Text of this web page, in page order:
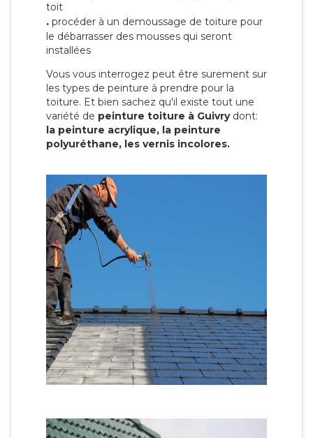
toit
. procéder à un demoussage de toiture pour
le débarrasser des mousses qui seront
installées
Vous vous interrogez peut être surement sur
les types de peinture à prendre pour la
toiture. Et bien sachez qu'il existe tout une
variété de peinture toiture à Guivry dont:
la peinture acrylique, la peinture
polyuréthane, les vernis incolores.